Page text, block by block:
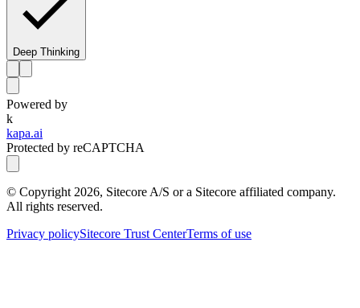
Deep Thinking
Powered by
k
kapa.ai
Protected by reCAPTCHA
© Copyright 2026, Sitecore A/S or a Sitecore affiliated company.
All rights reserved.
Privacy policySitecore Trust CenterTerms of use